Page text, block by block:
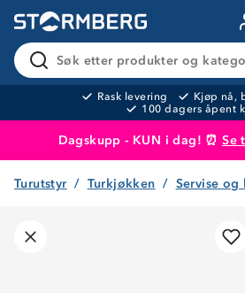
Søk etter produkter og
Rask levering
Kjøp nå,
100 dagers åpent
Dagskupp - KUN i dag! ⏰Se
Produktet er lagt i
Turutstyr Turkjøkken Servise og